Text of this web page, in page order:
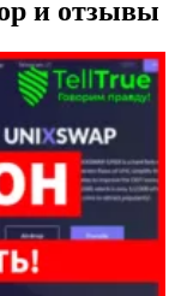
и отзывы